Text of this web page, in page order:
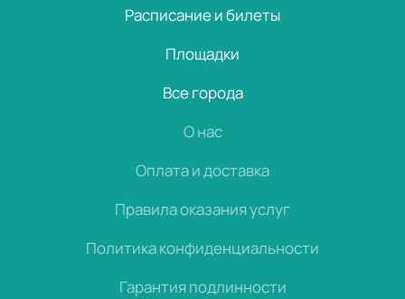
Расписание и билеты
Площадки
Все города
О нас
Оплата и доставка
Правила оказания услуг
Политика конфиденциальности
Гарантия подлинности